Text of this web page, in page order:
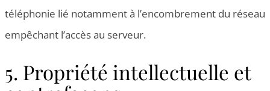
téléphonie lié notamment à l’encombrement du réseau
empêchant l’accès au serveur.
5. Propriété intellectuelle et